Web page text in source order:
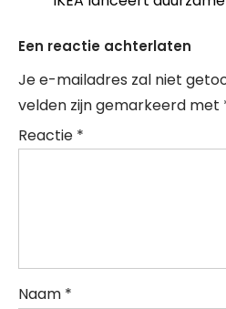
Een reactie achterlaten
Je e-mailadres zal niet
velden zijn gemarkeerd met
Reactie *
Naam *